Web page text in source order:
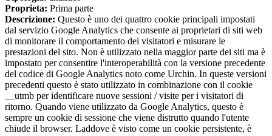
Proprieta: Prima parte
Descrizione: Questo è uno dei quattro cookie principali impostati
dal servizio Google Analytics che consente ai proprietari di siti web
di monitorare il comportamento dei visitatori e misurare le
prestazioni del sito. Non è utilizzato nella maggior parte dei siti ma è
impostato per consentire l'interoperabilità con la versione precedente
del codice di Google Analytics noto come Urchin. In queste versioni
precedenti questo è stato utilizzato in combinazione con il cookie
__utmb per identificare nuove sessioni / visite per i visitatori di
ritorno. Quando viene utilizzato da Google Analytics, questo è
sempre un cookie di sessione che viene distrutto quando l'utente
chiude il browser. Laddove è visto come un cookie persistente, è